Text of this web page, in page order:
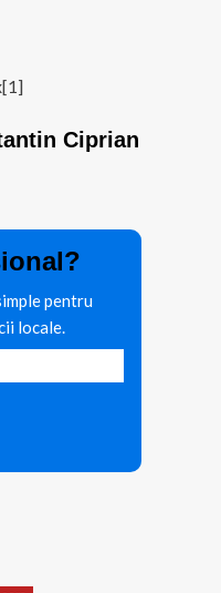
Ciprian
pentru
locale.